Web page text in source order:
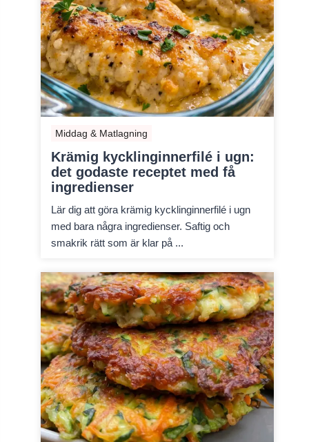
Middag & Matlagning
Krämig kycklinginnerfilé i ugn:
det godaste receptet med få
ingredienser
Lär dig att göra krämig kycklinginnerfilé i ugn
med bara några ingredienser. Saftig och
smakrik rätt som är klar på ...